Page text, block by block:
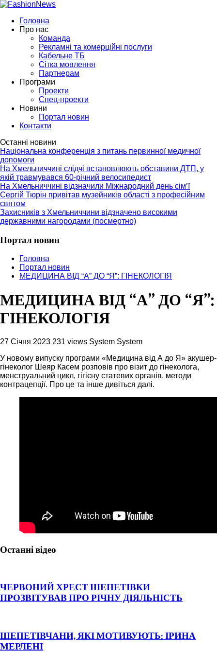
Головна
Про нас
Команда
Рекламні та комерційні послуги
Кабельне ТБ
Сітка мовлення
Партнерам
Програми
Проекти
Спец-проекти
Новини
Портал новин
Контакти
Останні новини
Національна конференція з питань первинної медичної
допомоги
На Хмельниччині слідчі встановлюють обставини ДТП, у
якій травмувався 60-річний велосипедист
На Хмельниччині відзначили Міжнародний день сім’ї
Сергій Тюрін привітав музейників області з професійним
святом
Захисників з Хмельниччини відзначено високими
державними нагородами (посмертно)
Портал новин
Головна
Портал новин
МЕДИЦИНА ВІД “А” ДО “Я”: ГІНЕКОЛОГІЯ
МЕДИЦИНА ВІД “А” ДО “Я”:
ГІНЕКОЛОГІЯ
27 Січня 2023 231 views System System
У новому випуску програми «Медицина від А до Я» акушер-
гінеколог Шеяр Касем розповів про візит до гінеколога,
менструальний цикл, гігієну статевих органів, методи
контрацепції. Про це та інше дивіться далі.
Останні відео
ЧЕРВОНИЙ ХРЕСТ ШЕПЕТІВКИ
ПРОЗВІТУВАВ ПРО РІЧНУ ДІЯЛЬНІСТЬ
ШЕПЕТІВЧАНИ, ЯКІ МОТИВУЮТЬ: ІРИНА
МЕРЛЕНІ